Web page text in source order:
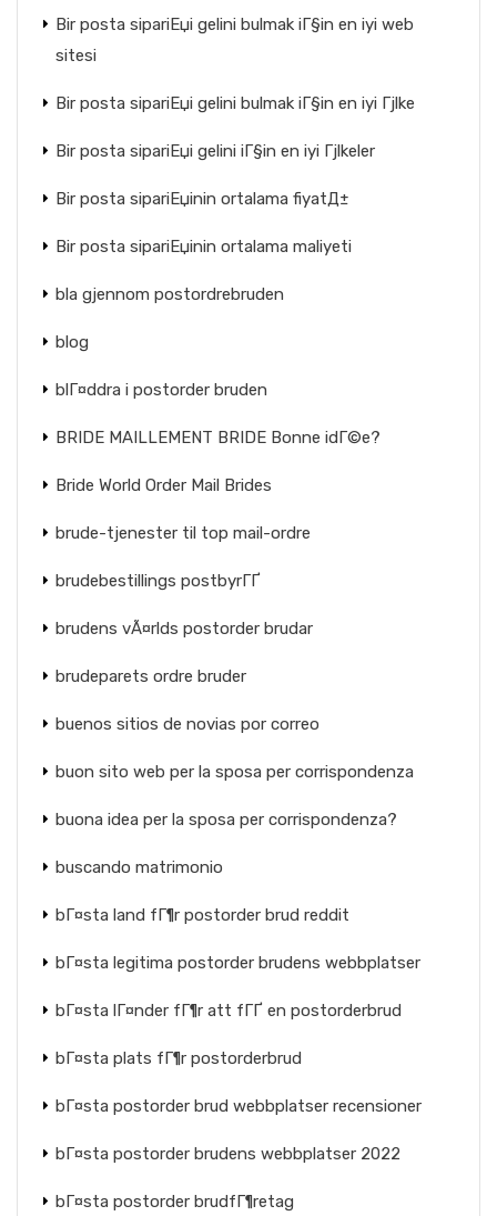
Bir posta sipariЕџi gelini bulmak iГ§in en iyi web
sitesi
Bir posta sipariЕџi gelini bulmak iГ§in en iyi Гјlke
Bir posta sipariЕџi gelini iГ§in en iyi Гјlkeler
Bir posta sipariЕџinin ortalama fiyatД±
Bir posta sipariЕџinin ortalama maliyeti
bla gjennom postordrebruden
blog
blГ¤ddra i postorder bruden
BRIDE MAILLEMENT BRIDE Bonne idГ©e?
Bride World Order Mail Brides
brude-tjenester til top mail-ordre
brudebestillings postbyrГҐ
brudens vÃ¤rlds postorder brudar
brudeparets ordre bruder
buenos sitios de novias por correo
buon sito web per la sposa per corrispondenza
buona idea per la sposa per corrispondenza?
buscando matrimonio
bГ¤sta land fГ¶r postorder brud reddit
bГ¤sta legitima postorder brudens webbplatser
bГ¤sta lГ¤nder fГ¶r att fГҐ en postorderbrud
bГ¤sta plats fГ¶r postorderbrud
bГ¤sta postorder brud webbplatser recensioner
bГ¤sta postorder brudens webbplatser 2022
bГ¤sta postorder brudfГ¶retag